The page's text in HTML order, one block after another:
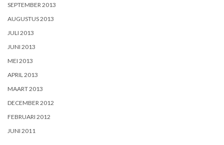
SEPTEMBER 2013
AUGUSTUS 2013
JULI 2013
JUNI 2013
MEI 2013
APRIL 2013
MAART 2013
DECEMBER 2012
FEBRUARI 2012
JUNI 2011